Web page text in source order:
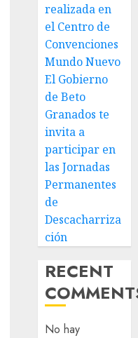
realizada en
el Centro de
Convenciones
Mundo Nuevo
El Gobierno
de Beto
Granados te
invita a
participar en
las Jornadas
Permanentes
de
Descacharriza
ción
RECENT
No hay